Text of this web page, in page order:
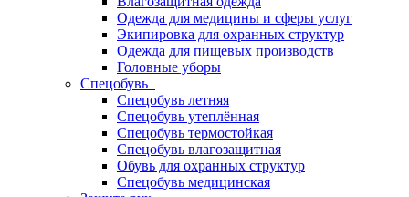
Одежда для медицины и сферы услуг
Экипировка для охранных структур
Одежда для пищевых производств
Головные уборы
Спецобувь
Спецобувь летняя
Спецобувь утеплённая
Спецобувь термостойкая
Спецобувь влагозащитная
Обувь для охранных структур
Спецобувь медицинская